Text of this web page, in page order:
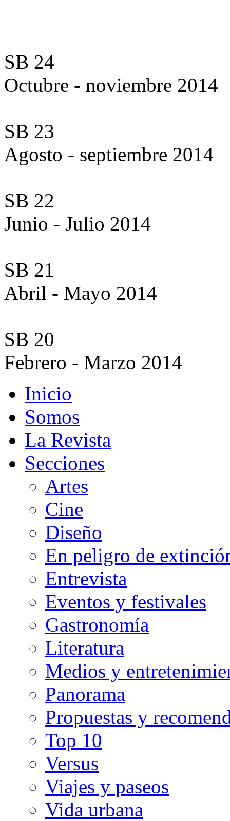
SB 24
Octubre - noviembre 2014
SB 23
Agosto - septiembre 2014
SB 22
Junio - Julio 2014
SB 21
Abril - Mayo 2014
SB 20
Febrero - Marzo 2014
Inicio
Somos
La Revista
Secciones
Artes
Cine
Diseño
En peligro de
Entrevista
Eventos y festivales
Gastronomía
Literatura
Medios y
Panorama
Propuestas y
Top 10
Versus
Viajes y paseos
Vida urbana